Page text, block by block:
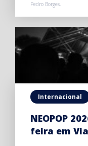
Pedro Borges.
Internacional
NEOPOP
feira em